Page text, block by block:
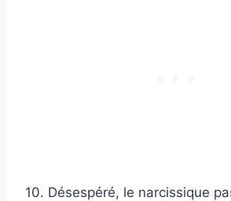
10. Désespéré, le narcissique